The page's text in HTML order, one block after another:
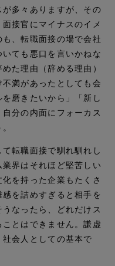
多々ありますが、その
接官にマイナスのイメ
、転職面接の場で会社
ても悪口を言いかねな
た理由（辞める理由）
満があったとしても会
磨きたいから」「新し
分の内面にフォーカス
転職面接で馴れ馴れし
界はそれほど堅苦しい
を持った企業もたくさ
を詰めすぎると相手を
なったら、どれだけス
とはできません。謙虚
会人としての基本で